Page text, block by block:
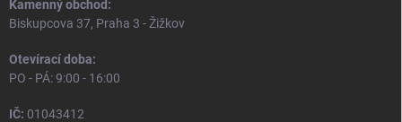
Kamenný obchod:
Biskupcova 37, Praha 3 - Žižkov
Otevírací doba:
PO - PÁ: 9:00 - 16:00
IČ: 01043412